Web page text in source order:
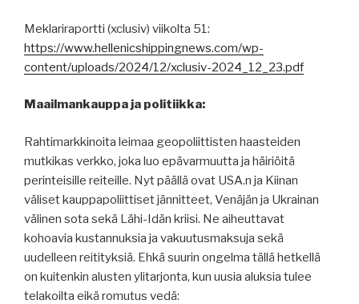
Meklariraportti (xclusiv) viikolta 51:
https://www.hellenicshippingnews.com/wp-
content/uploads/2024/12/xclusiv-2024_12_23.pdf
Maailmankauppa ja politiikka:
Rahtimarkkinoita leimaa geopoliittisten haasteiden
mutkikas verkko, joka luo epävarmuutta ja häiriöitä
perinteisille reiteille. Nyt päällä ovat USA.n ja Kiinan
väliset kauppapoliittiset jännitteet, Venäjän ja Ukrainan
välinen sota sekä Lähi-Idän kriisi. Ne aiheuttavat
kohoavia kustannuksia ja vakuutusmaksuja sekä
uudelleen reitityksiä. Ehkä suurin ongelma tällä hetkellä
on kuitenkin alusten ylitarjonta, kun uusia aluksia tulee
telakoilta eikä romutus vedä: